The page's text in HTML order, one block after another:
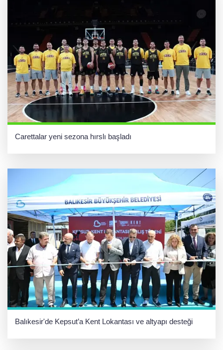
Carettalar yeni sezona hırslı başladı
Balıkesir'de Kepsut’a Kent Lokantası ve altyapı desteği